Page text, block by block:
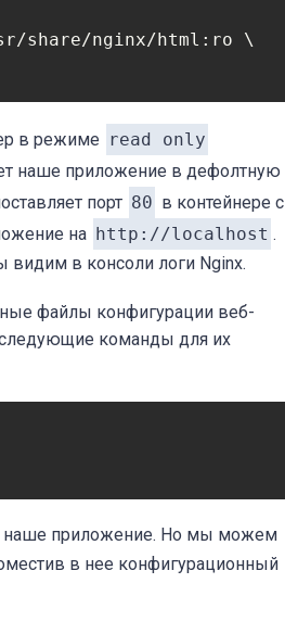
share/nginx/html:ro \
в режиме read only
наше приложение в дефолтную
порт 80 в контейнере с
на http://localhost .
в консоли логи Nginx.
файлы конфигурации веб-
следующие команды для их
наше приложение. Но мы можем
в нее конфигурационный